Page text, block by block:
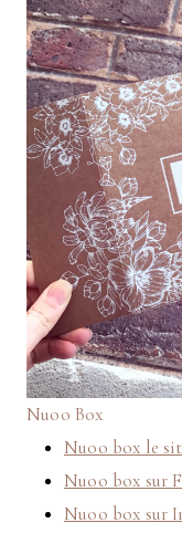
Nuoo Box
Nuoo box le
Nuoo box sur
Nuoo box sur